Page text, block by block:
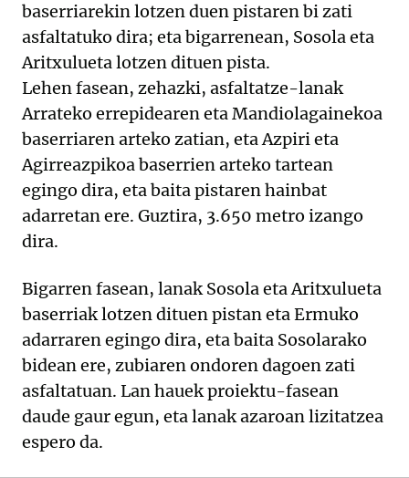
baserriarekin lotzen duen pistaren bi zati
asfaltatuko dira; eta bigarrenean, Sosola eta
Aritxulueta lotzen dituen pista.
Lehen fasean, zehazki, asfaltatze-lanak
Arrateko errepidearen eta Mandiolagainekoa
baserriaren arteko zatian, eta Azpiri eta
Agirreazpikoa baserrien arteko tartean
egingo dira, eta baita pistaren hainbat
adarretan ere. Guztira, 3.650 metro izango
dira.
Bigarren fasean, lanak Sosola eta Aritxulueta
baserriak lotzen dituen pistan eta Ermuko
adarraren egingo dira, eta baita Sosolarako
bidean ere, zubiaren ondoren dagoen zati
asfaltatuan. Lan hauek proiektu-fasean
daude gaur egun, eta lanak azaroan lizitatzea
espero da.